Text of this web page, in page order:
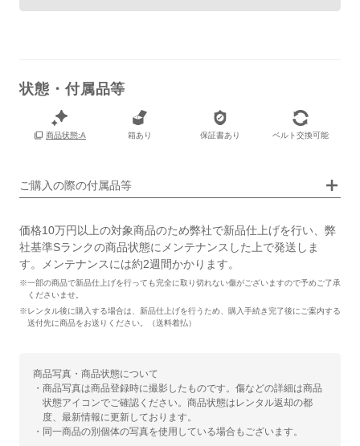
状態・付属品等
商品状態:A 箱あり 保証書あり ベルト交換可能
ご購入の際の付属品等
価格10万円以上の対象商品のため弊社で新品仕上げを行い、弊
社基準Sランクの商品状態にメンテナンスした上で発送しま
す。メンテナンスには約2週間かかります。
※一部の商品で新品仕上げを行っても完全に取り切れない傷がございますので予めご了承
くださいませ。
※レンタル後に購入する場合は、新品仕上げを行うため、購入手続き完了後にご案内する
送付先に商品をお送りください。（送料着払）
商品写真・商品状態について
・商品写真は商品登録時に撮影したものです。傷などの詳細は商品
状態アイコンでご確認ください。商品状態はレンタル返却の都
度、最新情報に更新しております。
・同一商品の別個体の写真を使用している場合もございます。